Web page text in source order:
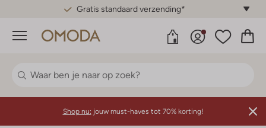
Gratis standaard verzending*
Menu
Shop nu: jouw must-haves tot 70% korting!